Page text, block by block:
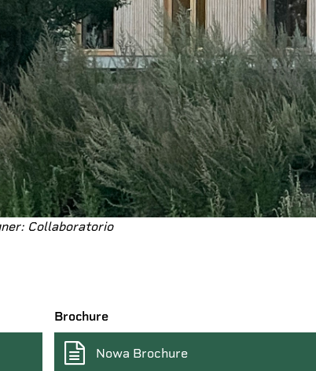
Collaboratorio
Brochure
Nowa Brochure